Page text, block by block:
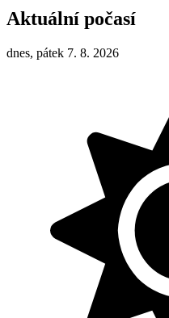
Aktuální počasí
dnes, pátek 7. 8. 2026